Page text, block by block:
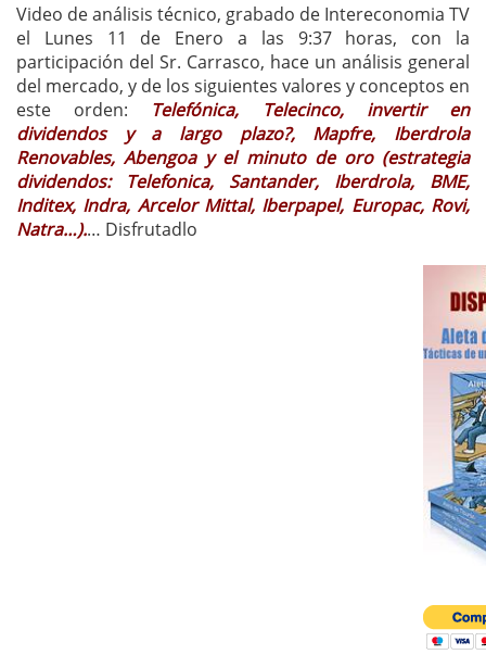
Video de análisis técnico, grabado de Intereconomia TV
el Lunes 11 de Enero a las 9:37 horas, con la
participación del Sr. Carrasco, hace un análisis general
del mercado, y de los siguientes valores y conceptos en
este orden: Telefónica, Telecinco, invertir en
dividendos y a largo plazo?, Mapfre, Iberdrola
Renovables, Abengoa y el minuto de oro (estrategia
dividendos: Telefonica, Santander, Iberdrola, BME,
Inditex, Indra, Arcelor Mittal, Iberpapel, Europac, Rovi,
Natra…).… Disfrutadlo